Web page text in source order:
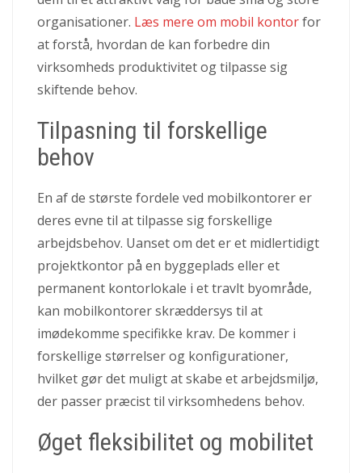
organisationer. Læs mere om mobil kontorfor
at forstå, hvordan de kan forbedre din
virksomheds produktivitet og tilpasse sig
skiftende behov.
Tilpasning til forskellige
behov
En af de største fordele ved mobilkontorer er
deres evne til at tilpasse sig forskellige
arbejdsbehov. Uanset om det er et midlertidigt
projektkontor på en byggeplads eller et
permanent kontorlokale i et travlt byområde,
kan mobilkontorer skræddersys til at
imødekomme specifikke krav. De kommer i
forskellige størrelser og konfigurationer,
hvilket gør det muligt at skabe et arbejdsmiljø,
der passer præcist til virksomhedens behov.
Øget fleksibilitet og mobilitet